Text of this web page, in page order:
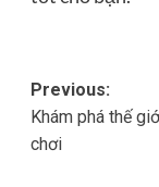
Post
Previous:
Khám phá thế
chơi